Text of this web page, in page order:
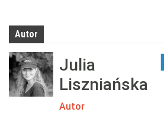
Autor
Julia
Liszniańska
Autor